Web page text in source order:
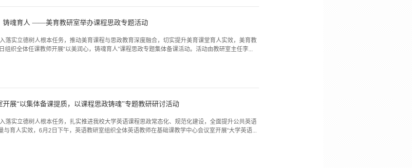
铸魂育人 ——美育教研室举办课程思政专题活动
落实立德树人根本任务，推动美育课程与思政教育深度融合，切实提升美育课堂育人实效，美育教
组织全体任课教师开展“以美润心，铸魂育人”课程思政专题集体备课活动。活动由教研室主任李...
开展“以集体备课提质，以课程思政铸魂”专题教研研讨活动
落实立德树人根本任务，扎实推进我校大学英语课程思政常态化、规范化建设，全面提升公共英语
与育人实效，6月2日下午，英语教研室组织全体英语教师在基础课教学中心会议室开展“大学英语...